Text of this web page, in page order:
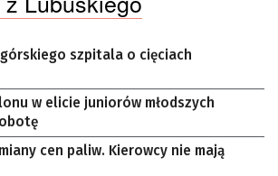
szpitala o cięciach
w elicie juniorów młodszych
cen paliw. Kierowcy nie mają